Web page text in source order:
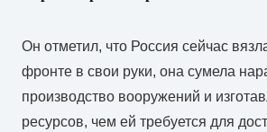
Он отметил, что Россия сейчас
фронте в свои руки, она сумела
производство вооружений и
ресурсов, чем ей требуется для